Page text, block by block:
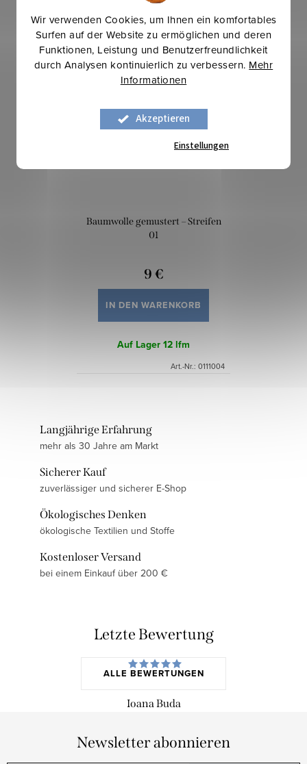
Wir verwenden Cookies, um Ihnen ein komfortables
Surfen auf der Website zu ermöglichen und deren
Funktionen, Leistung und Benutzerfreundlichkeit
durch Analysen kontinuierlich zu verbessern. Mehr
Informationen
Akzeptieren
Einstellungen
Mehr für weniger
Baumwolle gemustert – Streifen
01
9 €
IN DEN WARENKORB
Auf Lager 12 lfm
Art.-Nr.: 0111004
Langjährige Erfahrung
mehr als 30 Jahre am Markt
Sicherer Kauf
zuverlässiger und sicherer E-Shop
Ökologisches Denken
ökologische Textilien und Stoffe
Kostenloser Versand
bei einem Einkauf über 200 €
Letzte Bewertung
ALLE BEWERTUNGEN
Ioana Buda
Newsletter abonnieren